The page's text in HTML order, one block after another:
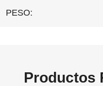
PESO:
Productos